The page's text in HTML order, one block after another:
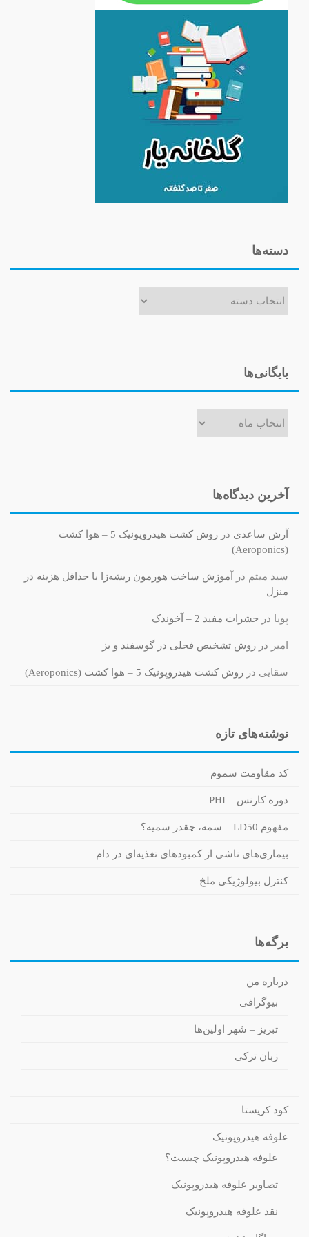
دسته‌ها
بایگانی‌ها
آخرین دیدگاه‌ها
آرش ساعدی در
روش کشت هیدروپونیک 5 – هوا کشت
(Aeroponics)
سید میثم در
آموزش ساخت هورمون ریشه‌زا با حداقل هزینه در
منزل
پویا در حشرات مفید 2 – آخوندک
امیر در روش تشخیص فحلی در گوسفند و بز
سقایی در روش کشت هیدروپونیک 5 – هوا کشت (Aeroponics)
نوشته‌های تازه
کد مقاومت سموم
دوره کارنس – PHI
مفهوم LD50 – سمه، چقدر سمیه؟
بیماری‌های ناشی از کمبودهای تغذیه‌ای در دام
کنترل بیولوژیکی ملخ
برگه‌ها
درباره من
بیوگرافی
تبریز – شهر اولین‌ها
زبان ترکی
کود کریستا
علوفه هیدروپونیک
علوفه هیدروپونیک چیست؟
تصاویر علوفه هیدروپونیک
نقد علوفه هیدروپونیک